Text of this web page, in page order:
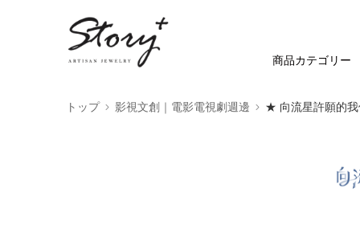
商品カテゴリー
トップ 影視文創｜電影電視劇週邊 ★ 向流星許願的我